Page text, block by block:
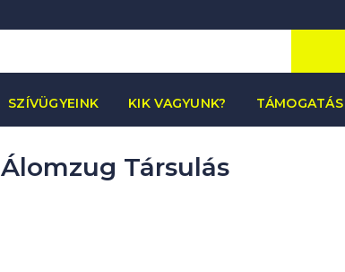
SZÍVÜGYEINK KIK VAGYUNK? TÁMOGATÁS
Álomzug Társulás